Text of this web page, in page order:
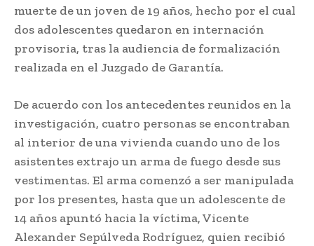
muerte de un joven de 19 años, hecho por el cual
dos adolescentes quedaron en internación
provisoria, tras la audiencia de formalización
realizada en el Juzgado de Garantía.
De acuerdo con los antecedentes reunidos en la
investigación, cuatro personas se encontraban
al interior de una vivienda cuando uno de los
asistentes extrajo un arma de fuego desde sus
vestimentas. El arma comenzó a ser manipulada
por los presentes, hasta que un adolescente de
14 años apuntó hacia la víctima, Vicente
Alexander Sepúlveda Rodríguez, quien recibió